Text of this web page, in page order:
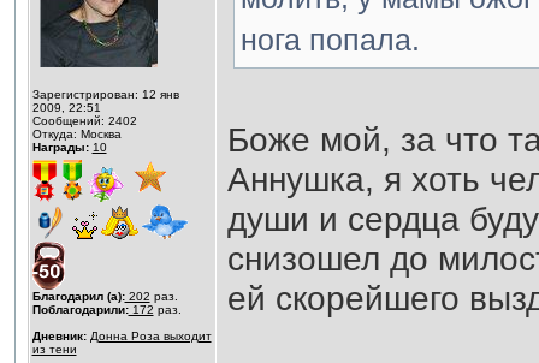
Зарегистрирован: 12 янв
2009, 22:51
Сообщений: 2402
Откуда: Москва
Награды: 10
Благодарил (а):202 раз.
Поблагодарили:172 раз.
Дневник: Донна Роза выходит
из тени
нога попала.
Боже мой, за что
Аннушка, я хоть
души и сердца
снизошел до
ей скорейшего